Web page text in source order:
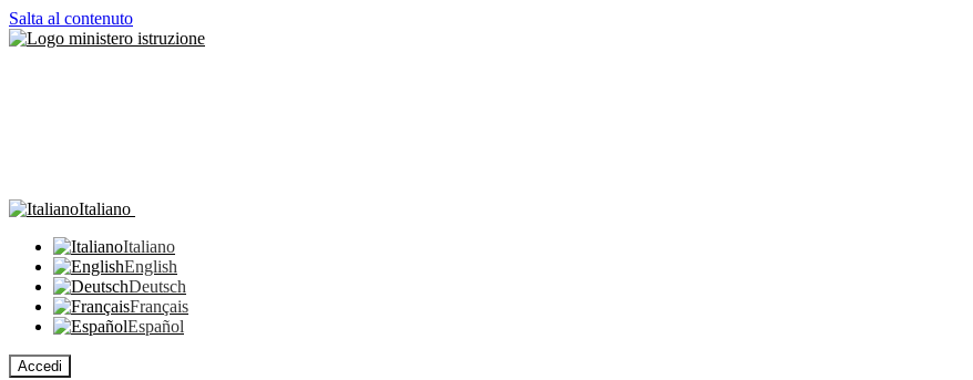
Salta al contenuto
Italiano
Italiano
English
Deutsch
Français
Español
Accedi